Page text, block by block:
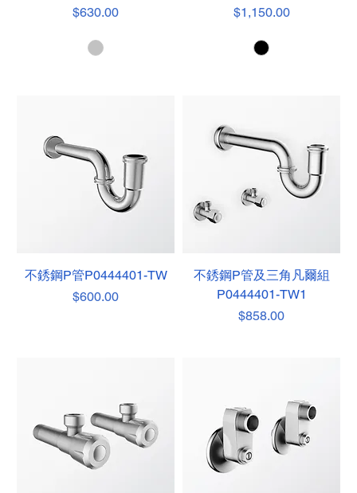
價格
$630.00
價格
$1,150.00
不銹鋼P管P0444401-TW
價格
$600.00
不銹鋼P管及三角凡爾組
P0444401-TW1
價格
$858.00